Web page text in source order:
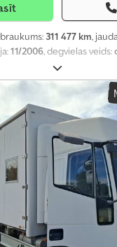
311 477 km,
11/2006, degvielas veids:
, asu konfigurācija:
, emisijas klase: